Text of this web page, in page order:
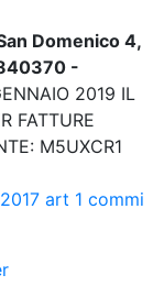
Domenico 4,
-
2019 IL
FATTURE
M5UXCR1
art 1 commi